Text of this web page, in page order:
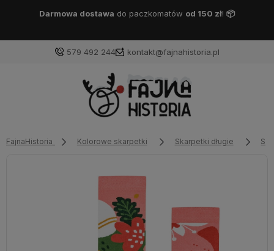
Darmowa dostawaDPD Pickupod 150 zł! 📦
579 492 244 kontakt@fajnahistoria.pl
FajnaHistoria Kolorowe skarpetki Skarpetki długie